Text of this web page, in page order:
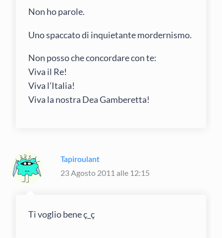
Non ho parole.
Uno spaccato di inquietante mordernismo.
Non posso che concordare con te:
Viva il Re!
Viva l’Italia!
Viva la nostra Dea Gamberetta!
Tapiroulant
23 Agosto 2011 alle 12:15
Ti voglio bene ç_ç